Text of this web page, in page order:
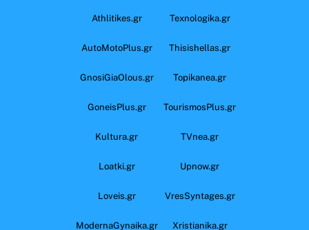
Athlitikes.gr Texnologika.gr
AutoMotoPlus.gr Thisishellas.gr
GnosiGiaOlous.gr Topikanea.gr
GoneisPlus.gr TourismosPlus.gr
Kultura.gr TVnea.gr
Loatki.gr Upnow.gr
Loveis.gr VresSyntages.gr
ModernaGynaika.gr Xristianika.gr